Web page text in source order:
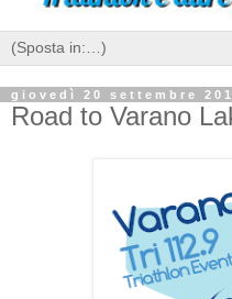
giovedì 20 settembre
Road to Varano